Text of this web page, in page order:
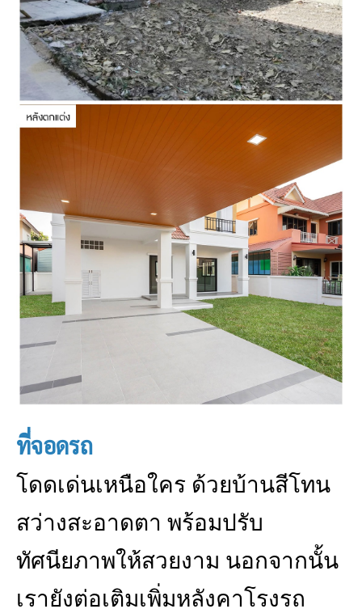
ที่จอดรถ
โดดเด่นเหนือใคร ด้วยบ้านสีโทน
สว่างสะอาดตา พร้อมปรับ
ทัศนียภาพให้สวยงาม นอกจากนั้น
เรายังต่อเติมเพิ่มหลังคาโรงรถ